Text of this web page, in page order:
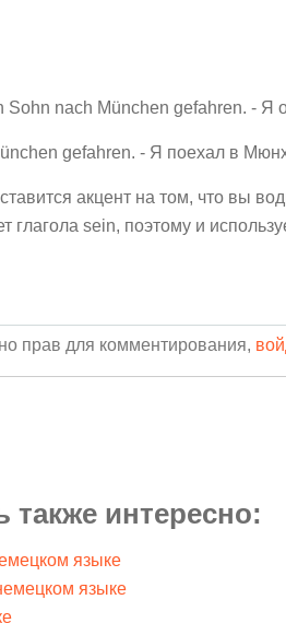
Sohn nach München gefahren. - Я
gefahren. - Я поехал в
акцент на том, что вы
глагола sein, поэтому и
прав для комментирования,
интересно:
языке
языке